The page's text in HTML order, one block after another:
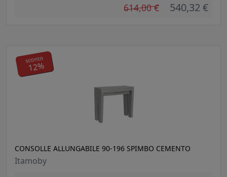
614,00 € 540,32 €
CONSOLLE ALLUNGABILE 90-196 SPIMBO CEMENTO
Itamoby
sconto
12%